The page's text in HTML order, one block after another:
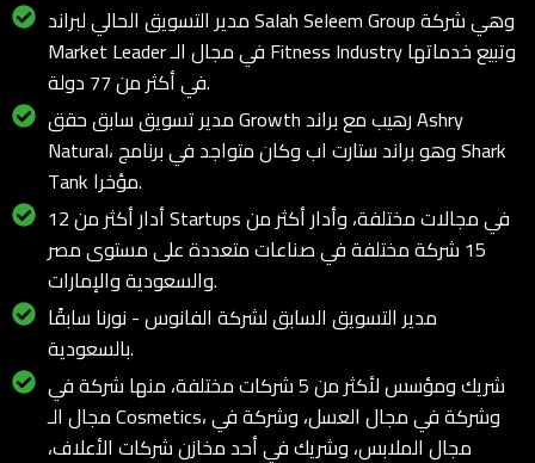
مدير التسويق الحالي لبراند Salah Seleem Group وهي شركة
Market Leader في مجال الـ Fitness Industry وتبيع خدماتها
في أكثر من 77 دولة.
مدير تسويق سابق حقق Growth رهيب مع براند Ashry
Natural، وهو براند ستارت اب وكان متواجد في برنامج Shark
Tank مؤخرا.
أدار أكثر من 12 Startups في مجالات مختلفة، وأدار أكثر من
15 شركة مختلفة في صناعات متعددة على مستوى مصر
والسعودية والإمارات.
مدير التسويق السابق لشركة الفانوس - نورنا سابقًا
بالسعودية.
شريك ومؤسس لأكثر من 5 شركات مختلفة، منها شركة في
مجال الـ Cosmetics، وشركة في مجال العسل، وشركة في
مجال الملابس، وشريك في أحد مخازن شركات الأعلاف،